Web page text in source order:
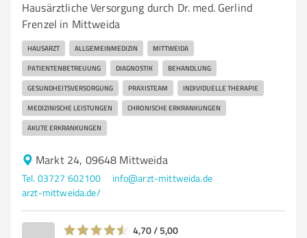
Hausärztliche Versorgung durch Dr. med. Gerlind
Frenzel in Mittweida
HAUSARZT ALLGEMEINMEDIZIN MITTWEIDA
PATIENTENBETREUUNG DIAGNOSTIK BEHANDLUNG
GESUNDHEITSVERSORGUNG PRAXISTEAM INDIVIDUELLE THERAPIE
MEDIZINISCHE LEISTUNGEN CHRONISCHE ERKRANKUNGEN
AKUTE ERKRANKUNGEN
Markt 24, 09648 Mittweida
Tel. 03727 602100
info@arzt-mittweida.de
arzt-mittweida.de/
4,70 / 5,00